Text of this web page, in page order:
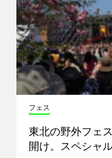
フェス
東北の野外フェ
開け。スペシャ